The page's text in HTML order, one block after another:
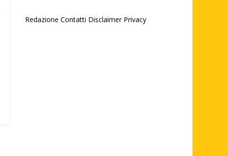
Redazione Contatti Disclaimer Privacy